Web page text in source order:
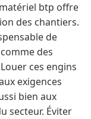
btp offre
des chantiers.
de
des
ces engins
exigences
bien aux
secteur. Éviter